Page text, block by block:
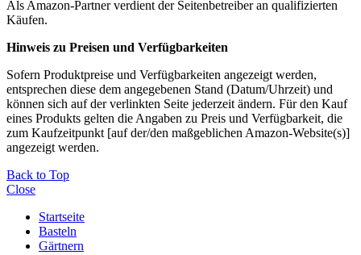
Als Amazon-Partner verdient der Seitenbetreiber an qualifizierten
Käufen.
Hinweis zu Preisen und Verfügbarkeiten
Sofern Produktpreise und Verfügbarkeiten angezeigt werden,
entsprechen diese dem angegebenen Stand (Datum/Uhrzeit) und
können sich auf der verlinkten Seite jederzeit ändern. Für den Kauf
eines Produkts gelten die Angaben zu Preis und Verfügbarkeit, die
zum Kaufzeitpunkt [auf der/den maßgeblichen Amazon-Website(s)]
angezeigt werden.
Back to Top
Close
Startseite
Basteln
Gärtnern